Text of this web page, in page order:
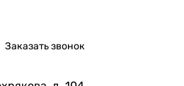
любого уровня
Заказать звонок